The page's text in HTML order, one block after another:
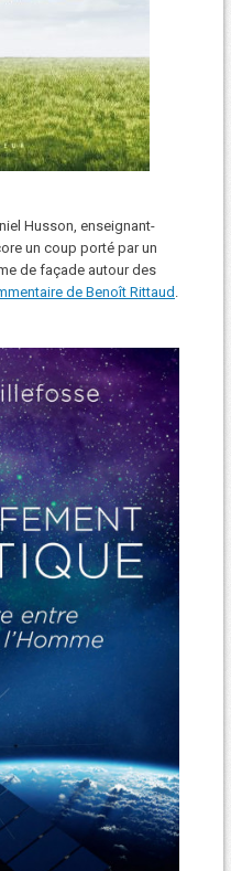
Husson, enseignant-
un coup porté par un
de façade autour des
de Benoît Rittaud